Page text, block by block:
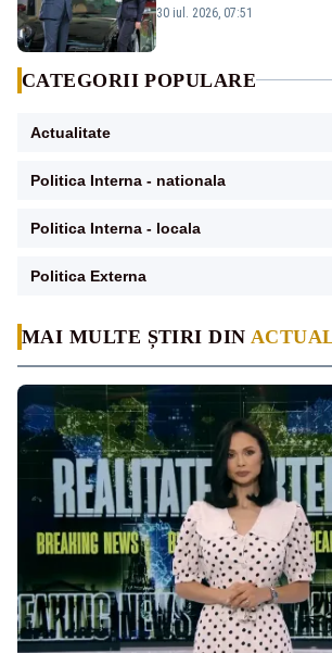
MAI MULTE ȘTIRI DIN
publice
30 iul. 2026, 07:51
CATEGORII POPULARE
Actualitate
Politica Interna - nationala
Politica Interna - locala
Politica Externa